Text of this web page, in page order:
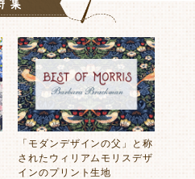
「モダンデザインの父」と称
されたウィリアムモリスデザ
インのプリント生地